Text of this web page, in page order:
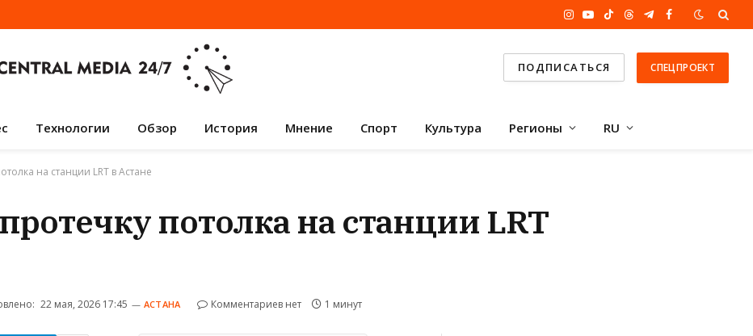
Instagram
YouTube
TikTokThreadsTelegram
Facebook
ПОДПИСАТЬСЯ СПЕЦПРОЕКТ
Технологии Обзор История Мнение Спорт Культура Регионы RU
на станции LRT в Астане
потолка на станции LRT
22 мая, 2026 17:45 АСТАНА Комментариев нет 1 минут